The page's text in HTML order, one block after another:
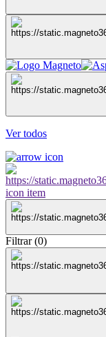
Ver todos
Filtrar(0)